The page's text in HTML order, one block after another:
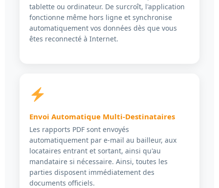
tablette ou ordinateur. De surcroît, l'application
fonctionne même hors ligne et synchronise
automatiquement vos données dès que vous
êtes reconnecté à Internet.
Envoi Automatique Multi-Destinataires
Les rapports PDF sont envoyés
automatiquement par e-mail au bailleur, aux
locataires entrant et sortant, ainsi qu'au
mandataire si nécessaire. Ainsi, toutes les
parties disposent immédiatement des
documents officiels.